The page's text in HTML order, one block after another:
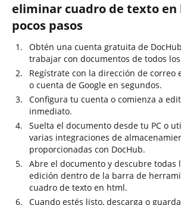
eliminar cuadro de texto en
pocos pasos
Obtén una cuenta gratuita de
trabajar con documentos de todos
Regístrate con la dirección de correo
o cuenta de Google en segundos.
Configura tu cuenta o comienza a
inmediato.
Suelta el documento desde tu PC o
varias integraciones de
proporcionadas con DocHub.
Abre el documento y descubre todas
edición dentro de la barra de
cuadro de texto en html.
Cuando estés listo, descarga o